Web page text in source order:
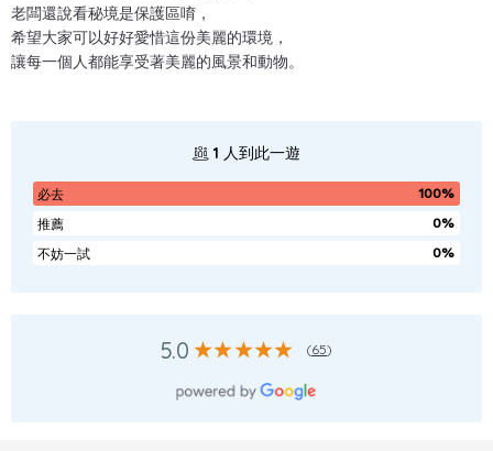
老闆還說看秘境是保護區唷，
希望大家可以好好愛惜這份美麗的環境，
讓每一個人都能享受著美麗的風景和動物。
1 人到此一遊
必去
100%
推薦
0%
不妨一試
0%
5.0 (65)